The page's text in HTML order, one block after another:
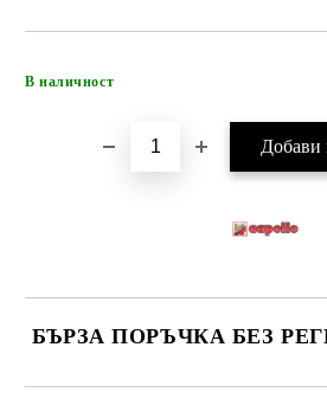
В наличност
БЪРЗА ПОРЪЧКА БЕЗ